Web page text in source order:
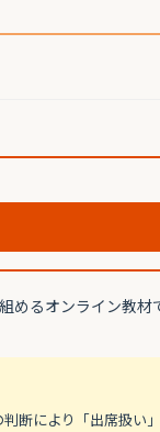
めるオンライン教
断により「出席扱い